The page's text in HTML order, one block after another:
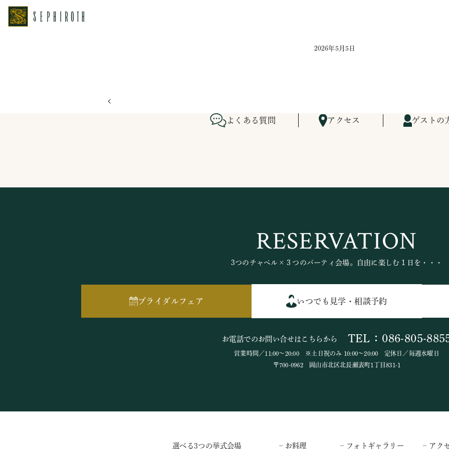
2026年5月5日
よくある質問 アクセス ゲストの
RESERVATION
3つのチャペル×３つのパーティ会場。自由に楽しむ１日を・・・
ブライダルフェア いつでも見学・相談予約
お電話でのお問い合せはこちらから TEL：086-805-
営業時間／11:00～20:00 ※土日祝のみ 10:00～20:00 定休日／毎週水曜日
〒700-0962 岡山市北区北長瀬表町1丁目831-1
選べる3つの挙式会場 – お料理 – フォトギャラリー – アク